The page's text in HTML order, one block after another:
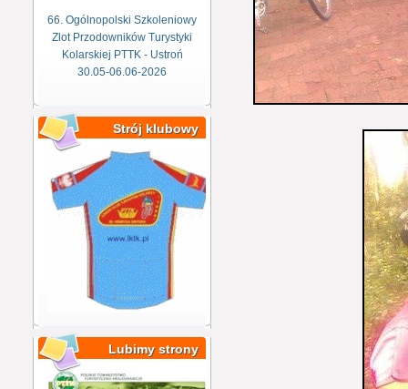
66. Ogólnopolski Szkoleniowy
Zlot Przodowników Turystyki
Kolarskiej PTTK - Ustroń
30.05-06.06-2026
Strój klubowy
Lubimy strony